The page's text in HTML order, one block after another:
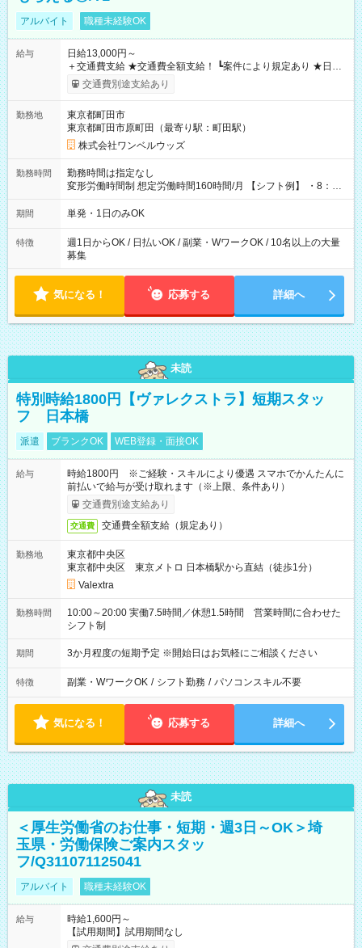
アルバイト 職種未経験OK
給与
日給13,000円～
＋交通費支給 ★交通費全額支給！ ┗案件により規定あり ★日払
いOK！（規定あり） ┗働いたその日に現金GET♪ お仕事後はコ
ンビニATMから 日払い分を引き落とせます！ 【試用期間】試
交通費別途支給あり
勤務地
東京都町田市
東京都町田市原町田（最寄り駅：町田駅）
株式会社ワンベルウッズ
勤務時間
勤務時間は指定なし
変形労働時間制 想定労働時間160時間/月 【シフト例】 ・8：00
～21：00
期間 単発・1日のみOK
特徴
週1日からOK / 日払いOK / 副業・WワークOK / 10名以上の大量
募集
気になる！ 応募する 詳細へ
未読
特別時給1800円【ヴァレクストラ】短期スタッ
フ 日本橋
派遣 ブランクOK WEB登録・面接OK
給与
時給1800円 ※ご経験・スキルにより優遇 スマホでかんたんに
前払いで給与が受け取れます（※上限、条件あり）
交通費別途支給あり
交通費 交通費全額支給（規定あり）
勤務地
東京都中央区
東京都中央区 東京メトロ 日本橋駅から直結（徒歩1分）
Valextra
勤務時間
10:00～20:00 実働7.5時間／休憩1.5時間 営業時間に合わせた
シフト制
期間 3か月程度の短期予定 ※開始日はお気軽にご相談ください
特徴 副業・WワークOK / シフト勤務 / パソコンスキル不要
気になる！ 応募する 詳細へ
未読
＜厚生労働省のお仕事・短期・週3日～OK＞埼
玉県・労働保険ご案内スタッ
フ/Q311071125041
アルバイト 職種未経験OK
給与
時給1,600円～
【試用期間】試用期間なし